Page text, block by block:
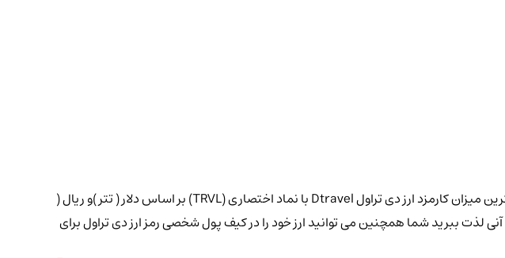
اکنون در صرافی ایرانی رسمی کیف پول من امن ترین روش سرمایه گذاری را استفاده کنید و از مزایای خرید با کمترین میزان کارمزد ارز دی تراول Dtravel با نماد اختصاری (TRVL) بر اساس دلار ( تتر )و ریال (
لذت ببرید شما همچنین می توانید ارز خود را در کیف پول شخصی رمز ارز دی تراول برای